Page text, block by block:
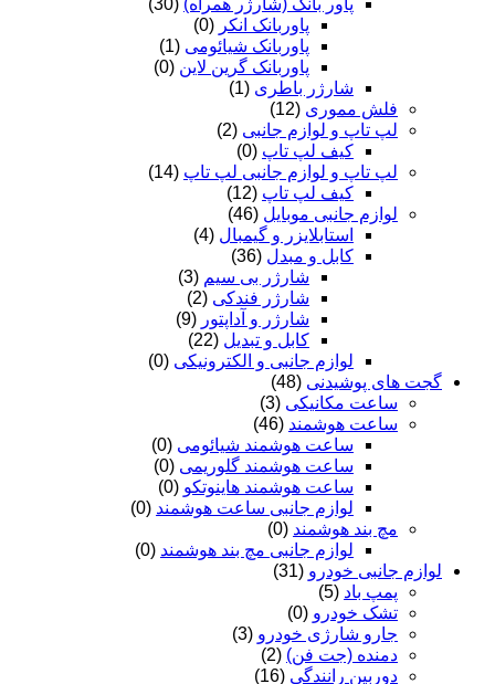
پاور بانک (شارژر همراه) (30)
پاوربانک انکر (0)
پاوربانک شیائومی (1)
پاوربانک گرین لاین (0)
شارژر باطری (1)
فلش مموری (12)
لپ تاپ و لوازم جانبی (2)
کیف لپ تاپ (0)
لپ تاپ و لوازم جانبی لپ تاپ (14)
کیف لپ تاپ (12)
لوازم جانبی موبایل (46)
استابلایزر و گیمبال (4)
کابل و مبدل (36)
شارژر بی سیم (3)
شارژر فندکی (2)
شارژر و آداپتور (9)
کابل و تبدیل (22)
لوازم جانبی و الکترونیکی (0)
گجت های پوشیدنی (48)
ساعت مکانیکی (3)
ساعت هوشمند (46)
ساعت هوشمند شیائومی (0)
ساعت هوشمند گلوریمی (0)
ساعت هوشمند هاینوتکو (0)
لوازم جانبی ساعت هوشمند (0)
مچ بند هوشمند (0)
لوازم جانبی مچ بند هوشمند (0)
لوازم جانبی خودرو (31)
پمپ باد (5)
تشک خودرو (0)
جارو شارژی خودرو (3)
دمنده (جت فن) (2)
دوربین رانندگی (16)